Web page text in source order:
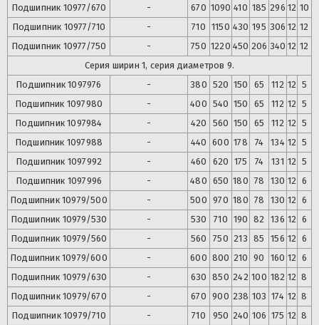
Подшипник 10977/670 - 670 1090 410 185 296 12 10
Подшипник 10977/710 - 710 1150 430 195 306 12 12
Подшипник 10977/750 - 750 1220 450 206 340 12 12
Серия ширин 1, серия диаметров 9.
Подшипник 1097976 - 380 520 150 65 112 12 5
Подшипник 1097980 - 400 540 150 65 112 12 5
Подшипник 1097984 - 420 560 150 65 112 12 5
Подшипник 1097988 - 440 600 178 74 134 12 5
Подшипник 1097992 - 460 620 175 74 131 12 5
Подшипник 1097996 - 480 650 180 78 130 12 6
Подшипник 10979/500 - 500 970 180 78 130 12 6
Подшипник 10979/530 - 530 710 190 82 136 12 6
Подшипник 10979/560 - 560 750 213 85 156 12 6
Подшипник 10979/600 - 600 800 210 90 160 12 6
Подшипник 10979/630 - 630 850 242 100 182 12 8
Подшипник 10979/670 - 670 900 238 103 174 12 8
Подшипник 10979/710 - 710 950 240 106 175 12 8